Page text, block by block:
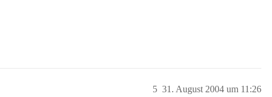
31. August 2004 um 11:26
5